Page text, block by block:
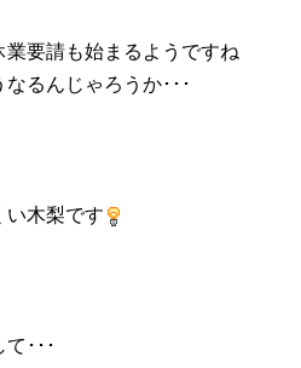
業要請も始まるようですね
るんじゃろうか･･･
い木梨です
･･･